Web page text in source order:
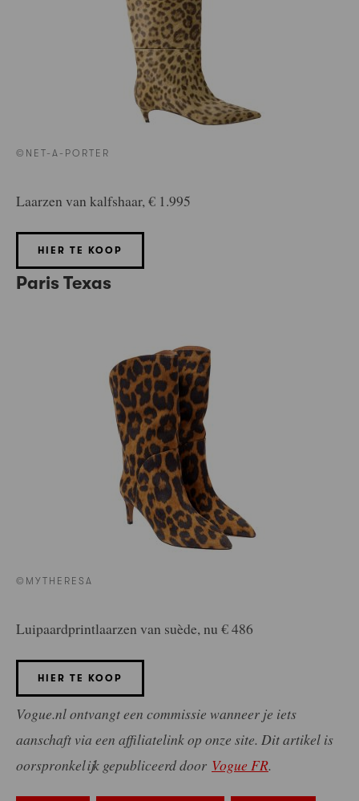
©NET-A-PORTER
Laarzen van kalfshaar, € 1.995
HIER TE KOOP
Paris Texas
©MYTHERESA
Luipaardprintlaarzen van suède, nu € 486
HIER TE KOOP
Vogue.nl ontvangt een commissie wanneer je iets
aanschaft via een affiliatelink op onze site. Dit artikel is
oorspronkelijk gepubliceerd door Vogue FR.